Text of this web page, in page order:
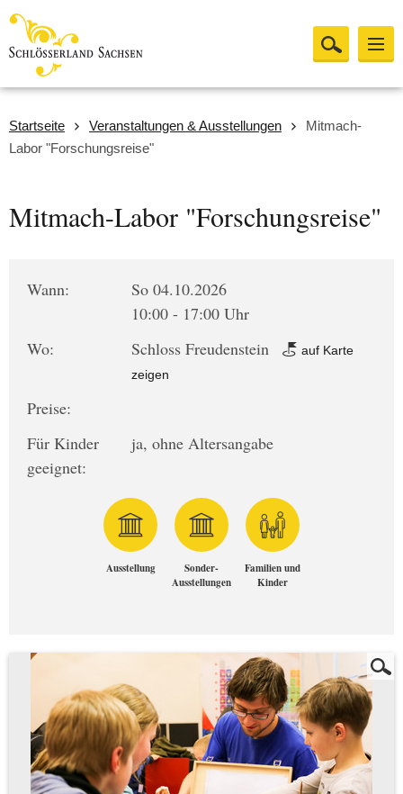
Startseite Veranstaltungen & Ausstellungen
Mitmach-
Labor "Forschungsreise"
Mitmach-Labor "Forschungsreise"
Wann:
So 04.10.2026
10:00 - 17:00 Uhr
Wo:
Schloss Freudenstein
auf Karte
zeigen
Preise:
Für Kinder
geeignet:
ja, ohne Altersangabe
Ausstellung
Sonder-
Ausstellungen
Familien und
Kinder